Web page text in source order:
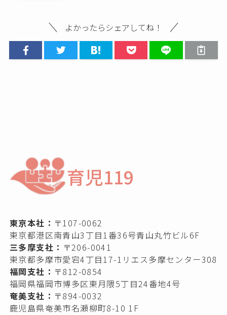
よかったらシェアしてね！
育児119
東京本社： 〒107-0062
東京都港区南青山3丁目1番36号青山丸竹ビル6F
三多摩支社： 〒206-0041
東京都多摩市愛宕4丁目17-1リエス多摩センター308
福岡支社： 〒812-0854
福岡県福岡市博多区東月隈5丁目24番地4号
奄美支社： 〒894-0032
鹿児島県奄美市名瀬柳町8-10 1F